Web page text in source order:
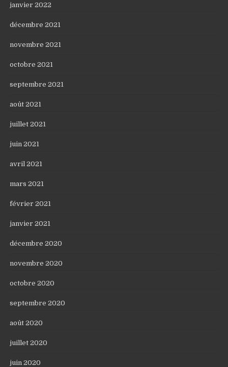
janvier 2022
décembre 2021
novembre 2021
octobre 2021
septembre 2021
août 2021
juillet 2021
juin 2021
avril 2021
mars 2021
février 2021
janvier 2021
décembre 2020
novembre 2020
octobre 2020
septembre 2020
août 2020
juillet 2020
juin 2020